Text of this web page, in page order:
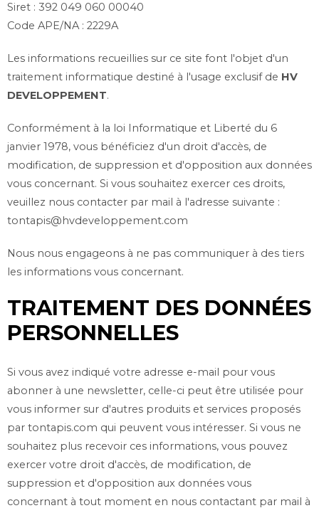
Siret : 392 049 060 00040
Code APE/NA : 2229A
Les informations recueillies sur ce site font l'objet d'un
traitement informatique destiné à l'usage exclusif de HV
DEVELOPPEMENT.
Conformément à la loi Informatique et Liberté du 6
janvier 1978, vous bénéficiez d'un droit d'accès, de
modification, de suppression et d'opposition aux données
vous concernant. Si vous souhaitez exercer ces droits,
veuillez nous contacter par mail à l'adresse suivante :
tontapis@hvdeveloppement.com
Nous nous engageons à ne pas communiquer à des tiers
les informations vous concernant.
TRAITEMENT DES DONNÉES
PERSONNELLES
Si vous avez indiqué votre adresse e-mail pour vous
abonner à une newsletter, celle-ci peut être utilisée pour
vous informer sur d'autres produits et services proposés
par tontapis.com qui peuvent vous intéresser. Si vous ne
souhaitez plus recevoir ces informations, vous pouvez
exercer votre droit d'accès, de modification, de
suppression et d'opposition aux données vous
concernant à tout moment en nous contactant par mail à